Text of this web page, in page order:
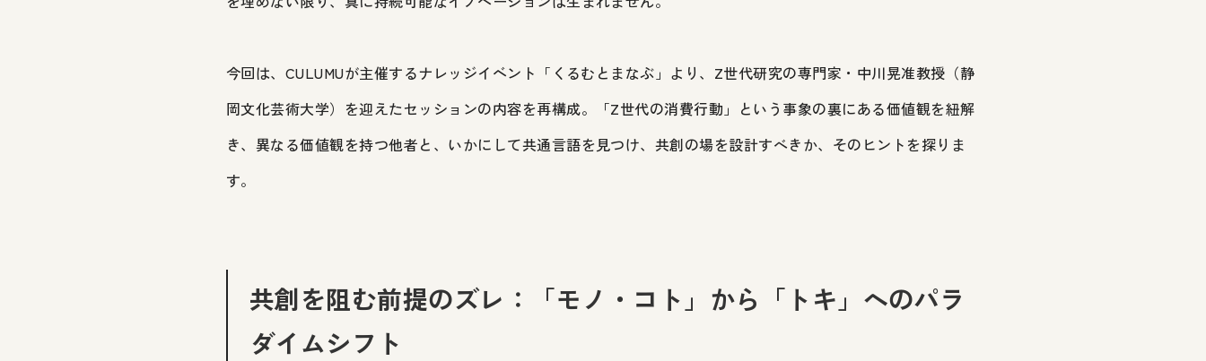
今回は、CULUMUが主催するナレッジイベント「くるむとまなぶ」より、Z世代研究の専門家・中川晃准教授（静
岡文化芸術大学）を迎えたセッションの内容を再構成。「Z世代の消費行動」という事象の裏にある価値観を紐解
き、異なる価値観を持つ他者と、いかにして共通言語を見つけ、共創の場を設計すべきか、そのヒントを探りま
す。
共創を阻む前提のズレ：「モノ・コト」から「トキ」へのパラ
ダイムシフト